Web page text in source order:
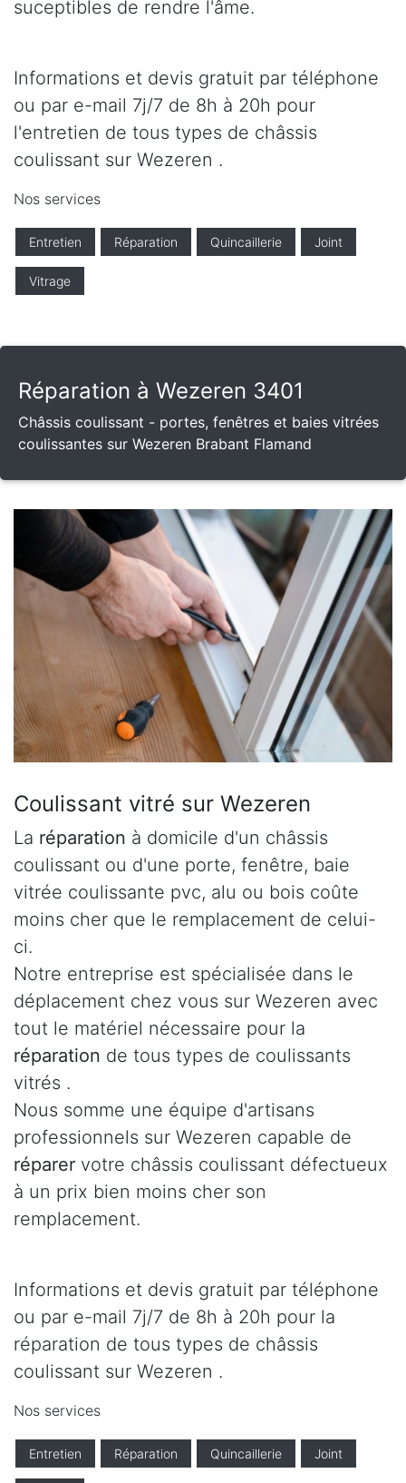
suceptibles de rendre l'âme.
Informations et devis gratuit par téléphone
ou par e-mail 7j/7 de 8h à 20h pour
l'entretien de tous types de châssis
coulissant sur Wezeren .
Nos services
Entretien Réparation Quincaillerie Joint
Vitrage
Réparation à Wezeren 3401
Châssis coulissant - portes, fenêtres et baies vitrées
coulissantes sur Wezeren Brabant Flamand
Coulissant vitré sur Wezeren
La réparation à domicile d'un châssis
coulissant ou d'une porte, fenêtre, baie
vitrée coulissante pvc, alu ou bois coûte
moins cher que le remplacement de celui-
ci.
Notre entreprise est spécialisée dans le
déplacement chez vous sur Wezeren avec
tout le matériel nécessaire pour la
réparation de tous types de coulissants
vitrés .
Nous somme une équipe d'artisans
professionnels sur Wezeren capable de
réparer votre châssis coulissant défectueux
à un prix bien moins cher son
remplacement.
Informations et devis gratuit par téléphone
ou par e-mail 7j/7 de 8h à 20h pour la
réparation de tous types de châssis
coulissant sur Wezeren .
Nos services
Entretien Réparation Quincaillerie Joint